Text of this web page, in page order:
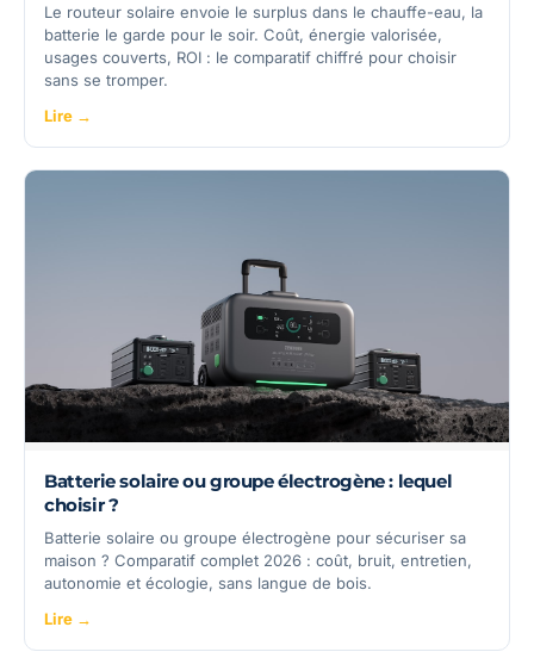
Le routeur solaire envoie le surplus dans le chauffe-eau, la
batterie le garde pour le soir. Coût, énergie valorisée,
usages couverts, ROI : le comparatif chiffré pour choisir
sans se tromper.
Lire →
Batterie solaire ou groupe électrogène : lequel
choisir ?
Batterie solaire ou groupe électrogène pour sécuriser sa
maison ? Comparatif complet 2026 : coût, bruit, entretien,
autonomie et écologie, sans langue de bois.
Lire →